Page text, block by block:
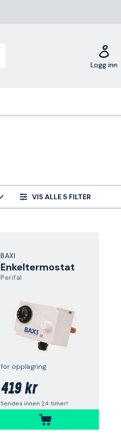
Logg inn
VIS ALLE 5 FILTER
BAXI
Enkeltermostat
Perifal
for opplagring
419 kr
Sendes innen 24 timer!